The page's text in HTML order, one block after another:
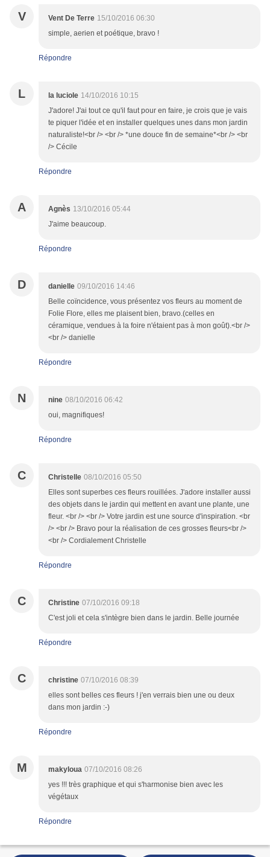
V Vent De Terre 15/10/2016 06:30
simple, aerien et poétique, bravo !
Répondre
L la luciole 14/10/2016 10:15
J'adore! J'ai tout ce qu'il faut pour en faire, je crois que je vais
te piquer l'idée et en installer quelques unes dans mon jardin
naturaliste!<br /> <br /> *une douce fin de semaine*<br /> <br
/> Cécile
Répondre
A Agnès 13/10/2016 05:44
J'aime beaucoup.
Répondre
D danielle 09/10/2016 14:46
Belle coïncidence, vous présentez vos fleurs au moment de
Folie Flore, elles me plaisent bien, bravo.(celles en
céramique, vendues à la foire n'étaient pas à mon goût).<br />
<br /> danielle
Répondre
N nine 08/10/2016 06:42
oui, magnifiques!
Répondre
C Christelle 08/10/2016 05:50
Elles sont superbes ces fleurs rouillées. J'adore installer aussi
des objets dans le jardin qui mettent en avant une plante, une
fleur. <br /> <br /> Votre jardin est une source d'inspiration. <br
/> <br /> Bravo pour la réalisation de ces grosses fleurs<br />
<br /> Cordialement Christelle
Répondre
C Christine 07/10/2016 09:18
C'est joli et cela s'intègre bien dans le jardin. Belle journée
Répondre
C christine 07/10/2016 08:39
elles sont belles ces fleurs ! j'en verrais bien une ou deux
dans mon jardin :-)
Répondre
M makyloua 07/10/2016 08:26
yes !!! très graphique et qui s'harmonise bien avec les
végétaux
Répondre